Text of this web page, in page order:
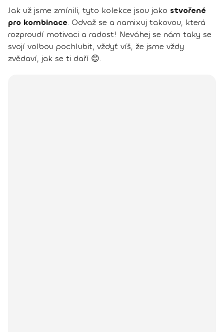
Jak už jsme zmínili, tyto kolekce jsou jako stvořené
pro kombinace. Odvaž se a namixuj takovou, která
rozproudí motivaci a radost! Neváhej se nám taky se
svojí volbou pochlubit, vždyť víš, že jsme vždy
zvědaví, jak se ti daří 😊.